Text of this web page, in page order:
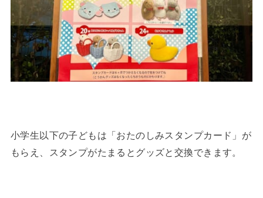
小学生以下の子どもは「おたのしみスタンプカード」が
もらえ、スタンプがたまるとグッズと交換できます。